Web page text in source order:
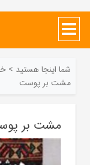
شما اینجا هستید >
مشت بر پوست
مشت بر